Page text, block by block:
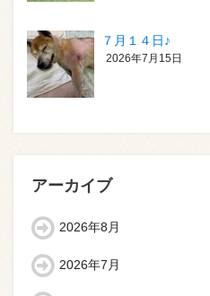
７月１４日♪
2026年7月15日
アーカイブ
2026年8月
2026年7月